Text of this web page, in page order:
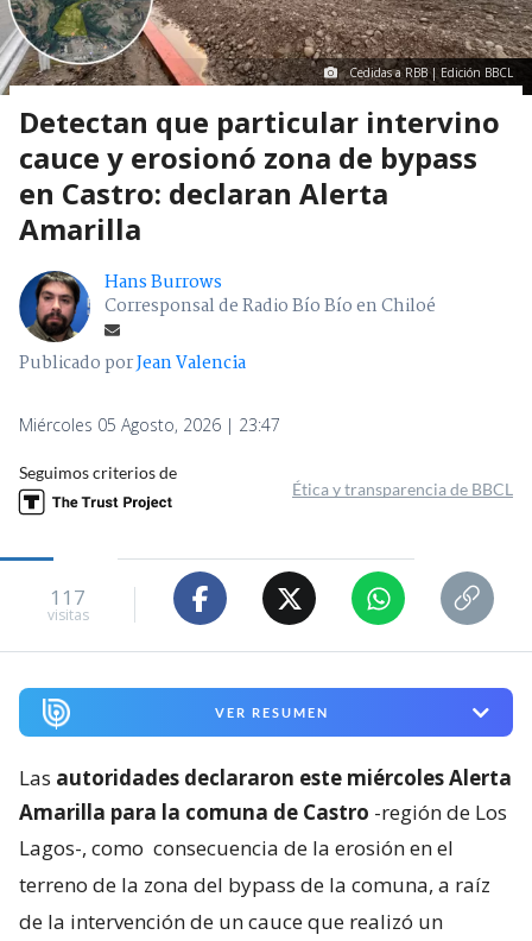
Cedidas a RBB | Edición BBCL
Detectan que particular intervino
cauce y erosionó zona de bypass
en Castro: declaran Alerta
Amarilla
Hans Burrows
Corresponsal de Radio Bío Bío en Chiloé
Publicado porJean Valencia
Miércoles 05 Agosto, 2026 | 23:47
Seguimos criterios de
Ética y transparencia de BBCL
117
visitas
VER RESUMEN
Las autoridades declararon este miércoles Alerta
Amarilla para la comuna de Castro -región de Los
Lagos-, como consecuencia de la erosión en el
terreno de la zona del bypass de la comuna, a raíz
de la intervención de un cauce que realizó un